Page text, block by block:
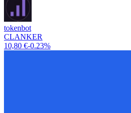
tokenbot
CLANKER
10,80 €-0.23%